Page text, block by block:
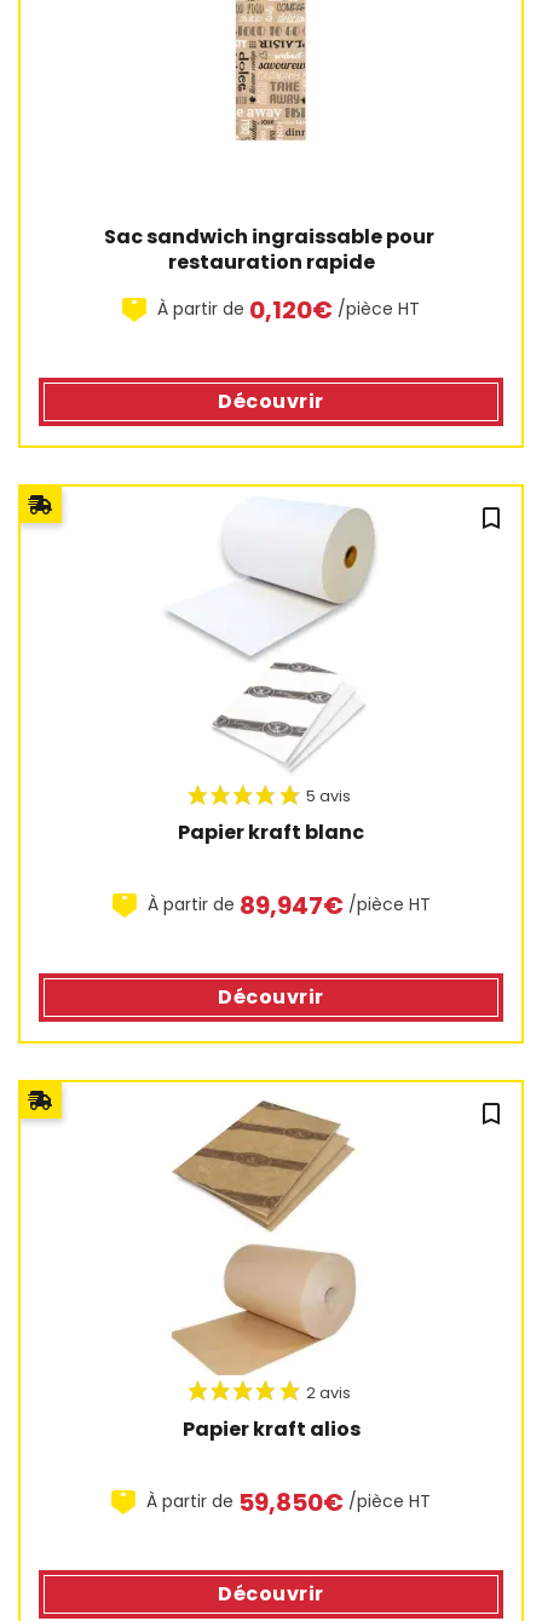
Sac sandwich ingraissable pour
restauration rapide
À partir de 0,120€ /pièce HT
Découvrir
bookmark_outline
Papier kraft blanc
À partir de 89,947€ /pièce HT
Découvrir
bookmark_outline
Papier kraft alios
À partir de 59,850€ /pièce HT
Découvrir